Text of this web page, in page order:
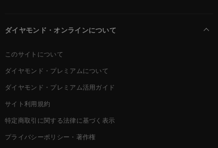
ダイヤモンド・オンラインについて
このサイトについて
ダイヤモンド・プレミアムについて
ダイヤモンド・プレミアム活用ガイド
サイト利用規約
特定商取引に関する法律に基づく表示
プライバシーポリシー・著作権